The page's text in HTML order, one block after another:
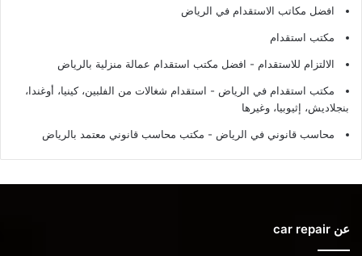
افضل مكاتب الاستقدام في الرياض
مكتب استقدام
الالتزام للاستقدام - افضل مكتب استقدام عمالة منزلية بالرياض
مكتب استقدام في الرياض - استقدام شغالات من الفلبين، كينيا، أوغندا،
بنجلاديش، إثيوبيا، وغيرها
محاسب قانوني في الرياض - مكتب محاسب قانوني معتمد بالرياض
عن car repair